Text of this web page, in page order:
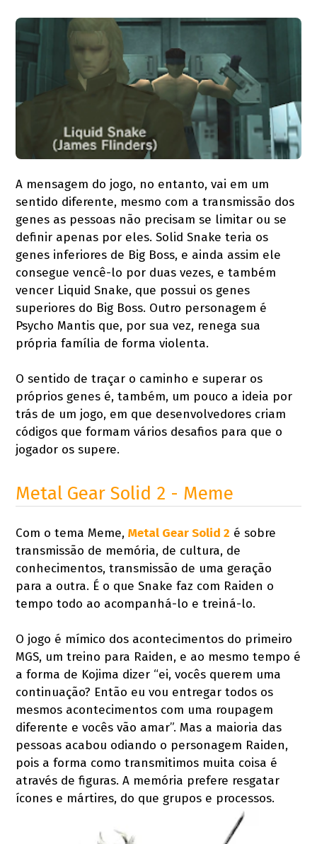
A mensagem do jogo, no entanto, vai em um
sentido diferente, mesmo com a transmissão dos
genes as pessoas não precisam se limitar ou se
definir apenas por eles. Solid Snake teria os
genes inferiores de Big Boss, e ainda assim ele
consegue vencê-lo por duas vezes, e também
vencer Liquid Snake, que possui os genes
superiores do Big Boss. Outro personagem é
Psycho Mantis que, por sua vez, renega sua
própria família de forma violenta.
O sentido de traçar o caminho e superar os
próprios genes é, também, um pouco a ideia por
trás de um jogo, em que desenvolvedores criam
códigos que formam vários desafios para que o
jogador os supere.
Metal Gear Solid 2 - Meme
Com o tema Meme,Metal Gear Solid 2 é sobre
transmissão de memória, de cultura, de
conhecimentos, transmissão de uma geração
para a outra. É o que Snake faz com Raiden o
tempo todo ao acompanhá-lo e treiná-lo.
O jogo é mímico dos acontecimentos do primeiro
MGS, um treino para Raiden, e ao mesmo tempo é
a forma de Kojima dizer “ei, vocês querem uma
continuação? Então eu vou entregar todos os
mesmos acontecimentos com uma roupagem
diferente e vocês vão amar”. Mas a maioria das
pessoas acabou odiando o personagem Raiden,
pois a forma como transmitimos muita coisa é
através de figuras. A memória prefere resgatar
ícones e mártires, do que grupos e processos.